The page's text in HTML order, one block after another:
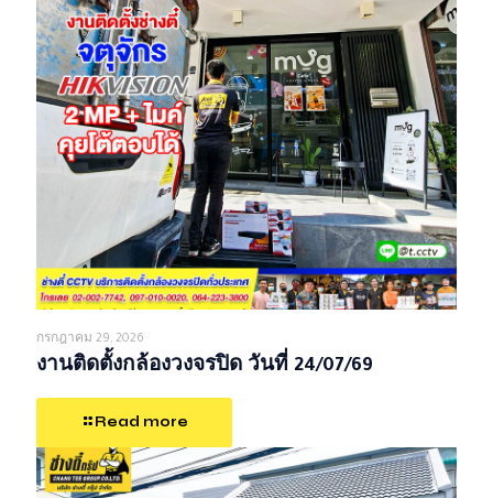
กรกฎาคม 29, 2026
งานติดตั้งกล้องวงจรปิด วันที่ 24/07/69
Read more